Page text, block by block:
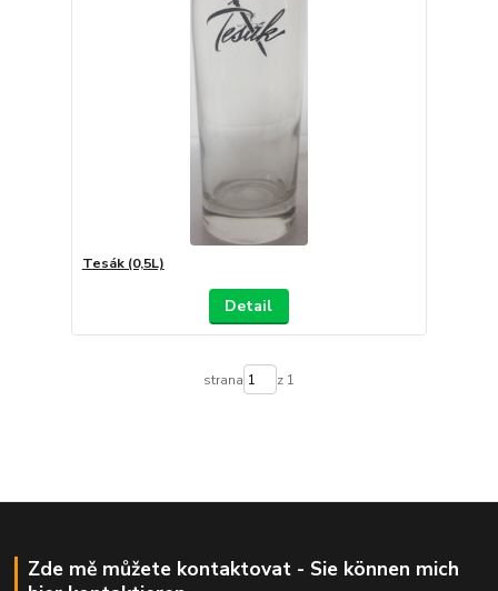
Tesák (0,5L)
Detail
strana z 1
Zde mě můžete kontaktovat - Sie können mich